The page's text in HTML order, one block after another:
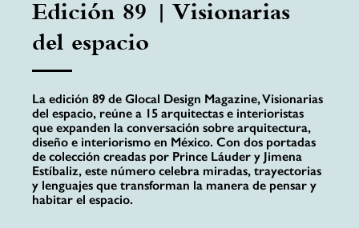
Edición 89 | Visionarias
del espacio
La edición 89 de Glocal Design Magazine, Visionarias
del espacio, reúne a 15 arquitectas e interioristas
que expanden la conversación sobre arquitectura,
diseño e interiorismo en México. Con dos portadas
de colección creadas por Prince Láuder y Jimena
Estíbaliz, este número celebra miradas, trayectorias
y lenguajes que transforman la manera de pensar y
habitar el espacio.